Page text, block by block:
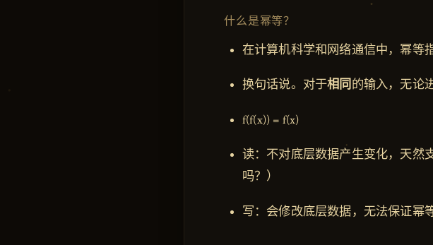
什么是幂等？
在计算机科学和网络通信中，幂等
换句话说。对于相同的输入，无论
f(f(x)) = f(x)
读：不对底层数据产生变化，天然
吗？）
写：会修改底层数据，无法保证幂